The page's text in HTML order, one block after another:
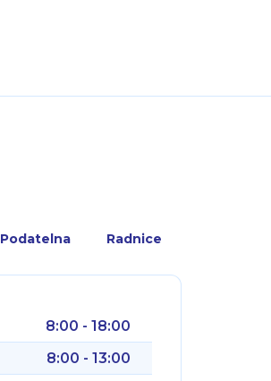
Podatelna Radnice
8:00 - 18:00
8:00 - 13:00